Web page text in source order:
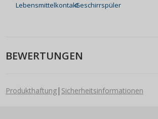
LebensmittelkontaktGeschirrspüler
BEWERTUNGEN
Produkthaftung| Sicherheitsinformationen